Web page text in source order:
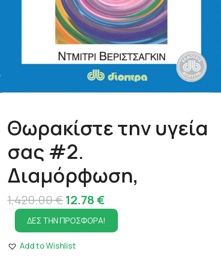
Θωρακίστε την υγεία
σας #2.
Διαμόρφωση,
1,420.00€Original
price
was:
1,420.00 €.
12.78 €
τρέχουσα
τιμή
ΔΕΣ ΤΗΝ ΠΡΟΣΦΟΡΑ!
Add to Wishlist